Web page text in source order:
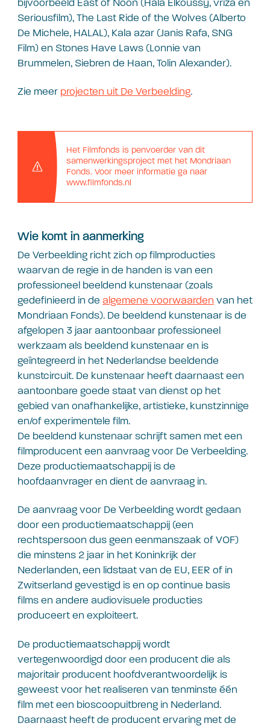
bijvoorbeeld East of Noon (Hala Elkoussy, vriza en
Seriousfilm), The Last Ride of the Wolves (Alberto
De Michele, HALAL), Kala azar (Janis Rafa, SNG
Film) en Stones Have Laws (Lonnie van
Brummelen, Siebren de Haan, Tolin Alexander).
Zie meer projecten uit De Verbeelding.
Het Filmfonds is penvoerder van dit
samenwerkingsproject met het Mondriaan
Fonds. Voor meer informatie ga naar
www.filmfonds.nl
Wie komt in aanmerking
De Verbeelding richt zich op filmproducties
waarvan de regie in de handen is van een
professioneel beeldend kunstenaar (zoals
gedefinieerd in de algemene voorwaarden van het
Mondriaan Fonds). De beeldend kunstenaar is de
afgelopen 3 jaar aantoonbaar professioneel
werkzaam als beeldend kunstenaar en is
geïntegreerd in het Nederlandse beeldende
kunstcircuit. De kunstenaar heeft daarnaast een
aantoonbare goede staat van dienst op het
gebied van onafhankelijke, artistieke, kunstzinnige
en/of experimentele film.
De beeldend kunstenaar schrijft samen met een
filmproducent een aanvraag voor De Verbeelding.
Deze productiemaatschappij is de
hoofdaanvrager en dient de aanvraag in.
De aanvraag voor De Verbeelding wordt gedaan
door een productiemaatschappij (een
rechtspersoon dus geen eenmanszaak of VOF)
die minstens 2 jaar in het Koninkrijk der
Nederlanden, een lidstaat van de EU, EER of in
Zwitserland gevestigd is en op continue basis
films en andere audiovisuele producties
produceert en exploiteert.
De productiemaatschappij wordt
vertegenwoordigd door een producent die als
majoritair producent hoofdverantwoordelijk is
geweest voor het realiseren van tenminste één
film met een bioscoopuitbreng in Nederland.
Daarnaast heeft de producent ervaring met de